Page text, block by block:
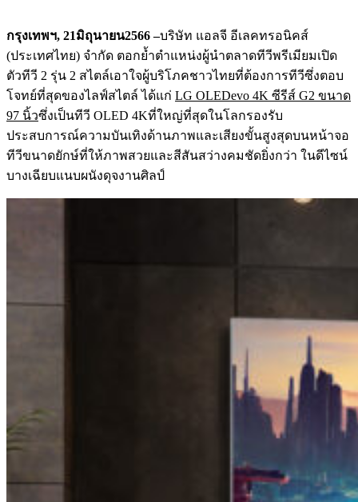
กรุงเทพฯ, 21มิถุนายน2566 –บริษัท แอลจี อีเลคทรอนิคส์
(ประเทศไทย) จำกัด ตอกย้ำตำแหน่งผู้นำตลาดทีวีพรีเมียมเปิด
ตัวทีวี 2 รุ่น 2 สไตล์เอาใจผู้บริโภคชาวไทยที่ต้องการทีวีซึ่งตอบ
โจทย์ที่สุดของไลฟ์สไตล์ ได้แก่ LG OLEDevo 4K ซีรีส์ G2 ขนาด
97 นิ้วซึ่งเป็นทีวี OLED 4Kที่ใหญ่ที่สุดในโลกรองรับ
ประสบการณ์ความบันเทิงด้านภาพและเสียงขั้นสูงสุดบนหน้าจอ
ทีวีขนาดยักษ์ที่ให้ภาพสวยและสีสันสว่างคมชัดยิ่งกว่า ในดีไซน์
บางเฉียบแนบผนังดุจงานศิลป์